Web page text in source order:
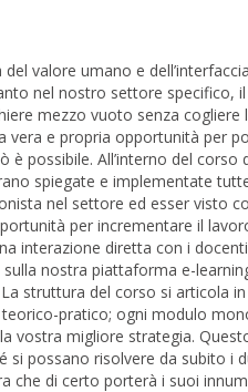
valore umano e
nel nostro settore specifico,
mezzo vuoto senza
e propria opportunità per
possibile. All’interno del corso
spiegate e implementate
nel settore ed esser visto
per incrementare il
interazione diretta con i
nostra piattaforma e-
struttura del corso si articola
pratico; ogni modulo
vostra migliore strategia.
possano risolvere da subito i
che di certo porterà i suoi